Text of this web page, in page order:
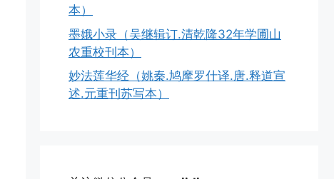
本）
墨娥小录（吴继辑订.清乾隆32年学圃山
农重校刊本）
妙法莲华经（姚秦.鸠摩罗什译.唐.释道宣
述.元重刊苏写本）